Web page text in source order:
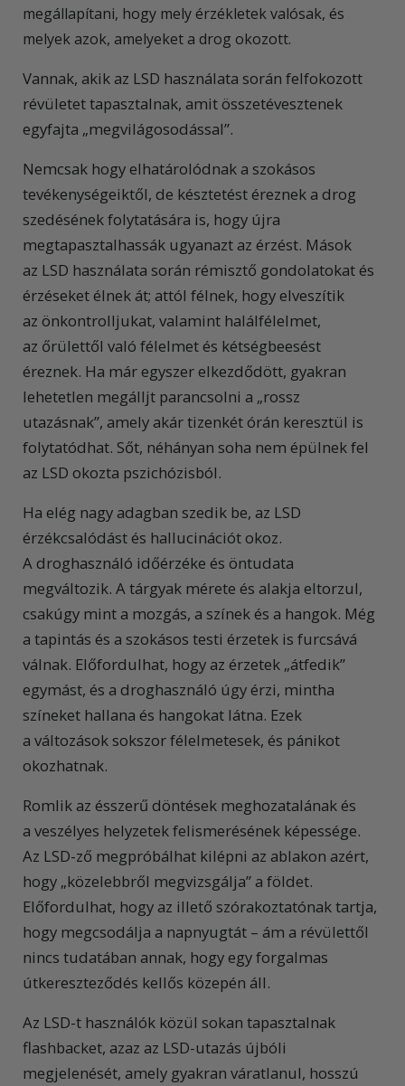
megállapítani, hogy mely érzékletek valósak, és
melyek azok, amelyeket a drog okozott.
Vannak, akik az LSD használata során felfokozott
révületet tapasztalnak, amit összetévesztenek
egyfajta „megvilágosodással”.
Nemcsak hogy elhatárolódnak a szokásos
tevékenységeiktől, de késztetést éreznek a drog
szedésének folytatására is, hogy újra
megtapasztalhassák ugyanazt az érzést. Mások
az LSD használata során rémisztő gondolatokat és
érzéseket élnek át; attól félnek, hogy elveszítik
az önkontrolljukat, valamint halálfélelmet,
az őrülettől való félelmet és kétségbeesést
éreznek. Ha már egyszer elkezdődött, gyakran
lehetetlen megálljt parancsolni a „rossz
utazásnak”, amely akár tizenkét órán keresztül is
folytatódhat. Sőt, néhányan soha nem épülnek fel
az LSD okozta pszichózisból.
Ha elég nagy adagban szedik be, az LSD
érzékcsalódást és hallucinációt okoz.
A droghasználó időérzéke és öntudata
megváltozik. A tárgyak mérete és alakja eltorzul,
csakúgy mint a mozgás, a színek és a hangok. Még
a tapintás és a szokásos testi érzetek is furcsává
válnak. Előfordulhat, hogy az érzetek „átfedik”
egymást, és a droghasználó úgy érzi, mintha
színeket hallana és hangokat látna. Ezek
a változások sokszor félelmetesek, és pánikot
okozhatnak.
Romlik az ésszerű döntések meghozatalának és
a veszélyes helyzetek felismerésének képessége.
Az LSD-ző megpróbálhat kilépni az ablakon azért,
hogy „közelebbről megvizsgálja” a földet.
Előfordulhat, hogy az illető szórakoztatónak tartja,
hogy megcsodálja a napnyugtát – ám a révülettől
nincs tudatában annak, hogy egy forgalmas
útkereszteződés kellős közepén áll.
Az LSD-t használók közül sokan tapasztalnak
flashbacket, azaz az LSD-utazás újbóli
megjelenését, amely gyakran váratlanul, hosszú